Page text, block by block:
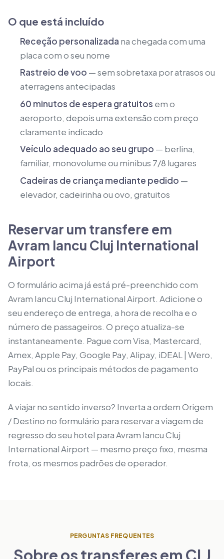
O que está incluído
Receção personalizada na chegada com uma
placa com o seu nome
Rastreio de voo — sem sobretaxa por atrasos ou
aterragens antecipadas
60 minutos de espera gratuitos em o
aeroporto, depois uma extensão com preço
claramente indicado
Veículo adequado ao seu grupo — berlina,
familiar, monovolume ou minibus 7/8 lugares
Cadeiras de criança mediante pedido —
elevador, cadeirinha ou ovo, gratuitos
Reservar um transfere em
Avram Iancu Cluj International
Airport
O formulário acima já está pré-preenchido com
Avram Iancu Cluj International Airport. Adicione o
seu endereço de entrega, a hora de recolha e o
número de passageiros. O preço atualiza-se
instantaneamente. Pague com Visa, Mastercard,
Amex, Apple Pay, Google Pay, Alipay, iDEAL | Wero,
PayPal ou os principais métodos de pagamento
locais.
A viajar no sentido inverso? Inverta a ordem Origem
/ Destino no formulário para reservar a viagem de
regresso do seu hotel para Avram Iancu Cluj
International Airport — mesmo preço fixo, mesma
frota, os mesmos padrões de operador.
PERGUNTAS FREQUENTES
Sobre os transferes em CLJ